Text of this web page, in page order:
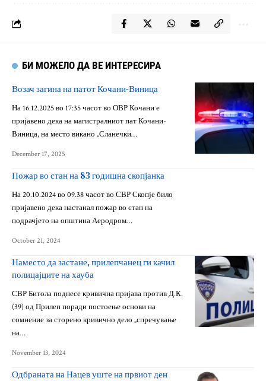
БИ МОЖЕЛО ДА ВЕ ИНТЕРЕСИРА
Возач загина на патот Кочани-Виница
На 16.12.2025 во 17:35 часот во ОВР Кочани е
пријавено дека на магистралниот пат Кочани-
Виница, на место викано „Сланечки…
December 17, 2025
Пожар во стан на 83 годишна скопјанка
На 20.10.2024 во 09.38 часот во СВР Скопје било
пријавено дека настанал пожар во стан на
подрачјето на општина Аеродром…
October 21, 2024
Наместо да застане, прилепчанец ги качил
полицајците на хауба
СВР Битола поднесе кривична пријава против Д.К.
(39) од Прилеп поради постоење основи на
сомнение за сторено кривично дело „спречување
на…
November 13, 2024
Одбраната на Нацев уште на првиот ден